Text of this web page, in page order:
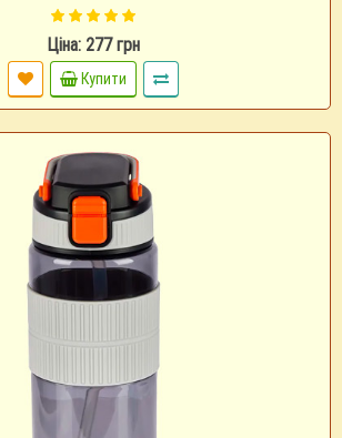
Ціна: 277 грн
Купити